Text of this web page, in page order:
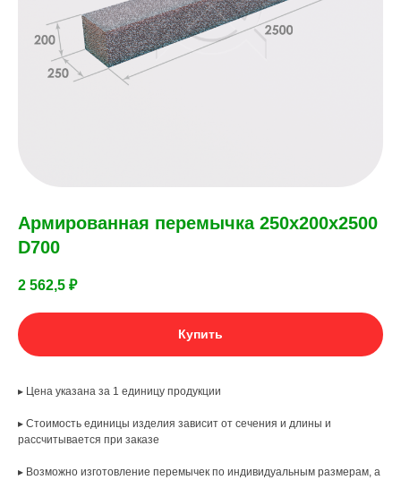
Армированная перемычка 250х200х2500
D700
2 562,5 ₽
Купить
▸ Цена указана за 1 единицу продукции
▸ Стоимость единицы изделия зависит от сечения и длины и
рассчитывается при заказе
▸ Возможно изготовление перемычек по индивидуальным размерам, а